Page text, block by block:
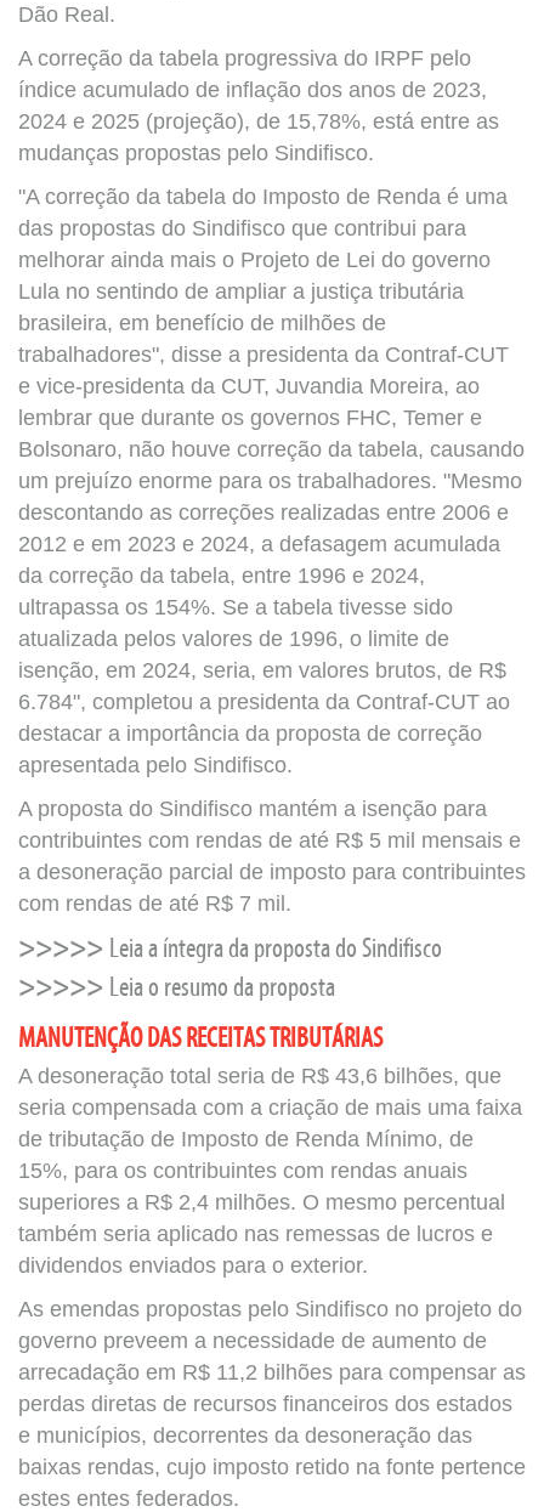
Dão Real.
A correção da tabela progressiva do IRPF pelo
índice acumulado de inflação dos anos de 2023,
2024 e 2025 (projeção), de 15,78%, está entre as
mudanças propostas pelo Sindifisco.
"A correção da tabela do Imposto de Renda é uma
das propostas do Sindifisco que contribui para
melhorar ainda mais o Projeto de Lei do governo
Lula no sentindo de ampliar a justiça tributária
brasileira, em benefício de milhões de
trabalhadores", disse a presidenta da Contraf-CUT
e vice-presidenta da CUT, Juvandia Moreira, ao
lembrar que durante os governos FHC, Temer e
Bolsonaro, não houve correção da tabela, causando
um prejuízo enorme para os trabalhadores. "Mesmo
descontando as correções realizadas entre 2006 e
2012 e em 2023 e 2024, a defasagem acumulada
da correção da tabela, entre 1996 e 2024,
ultrapassa os 154%. Se a tabela tivesse sido
atualizada pelos valores de 1996, o limite de
isenção, em 2024, seria, em valores brutos, de R$
6.784", completou a presidenta da Contraf-CUT ao
destacar a importância da proposta de correção
apresentada pelo Sindifisco.
A proposta do Sindifisco mantém a isenção para
contribuintes com rendas de até R$ 5 mil mensais e
a desoneração parcial de imposto para contribuintes
com rendas de até R$ 7 mil.
>>>>> Leia a íntegra da proposta do Sindifisco
>>>>> Leia o resumo da proposta
MANUTENÇÃO DAS RECEITAS TRIBUTÁRIAS
A desoneração total seria de R$ 43,6 bilhões, que
seria compensada com a criação de mais uma faixa
de tributação de Imposto de Renda Mínimo, de
15%, para os contribuintes com rendas anuais
superiores a R$ 2,4 milhões. O mesmo percentual
também seria aplicado nas remessas de lucros e
dividendos enviados para o exterior.
As emendas propostas pelo Sindifisco no projeto do
governo preveem a necessidade de aumento de
arrecadação em R$ 11,2 bilhões para compensar as
perdas diretas de recursos financeiros dos estados
e municípios, decorrentes da desoneração das
baixas rendas, cujo imposto retido na fonte pertence
estes entes federados.